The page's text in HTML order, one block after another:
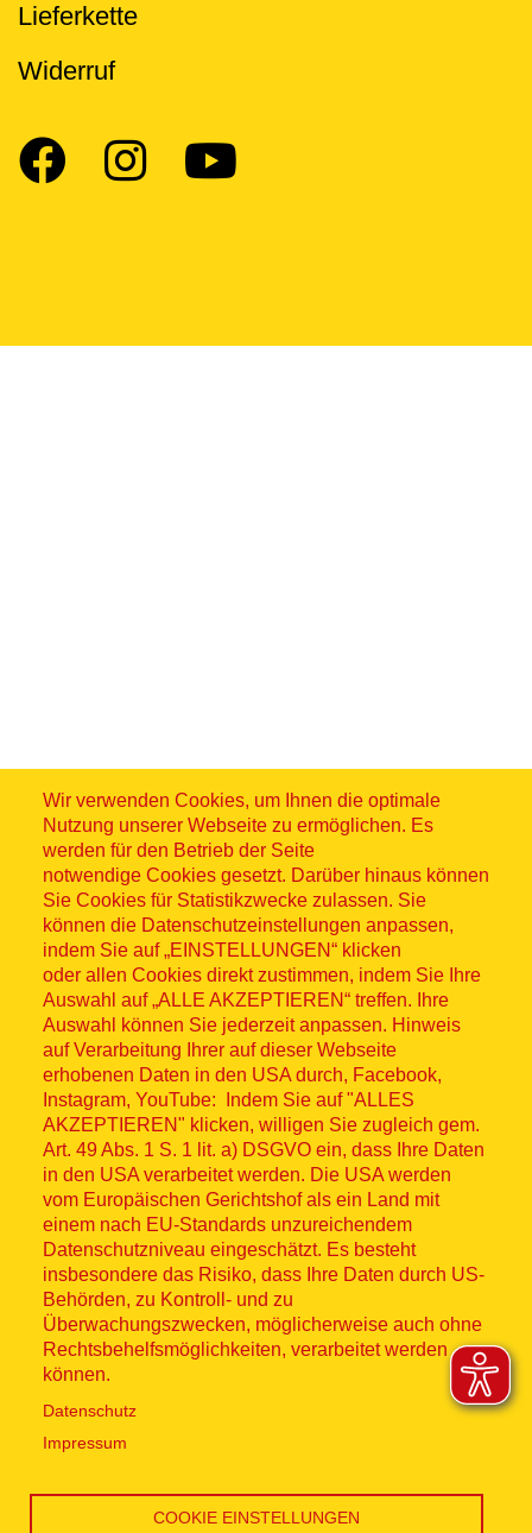
Wir verwenden Cookies, um Ihnen die optimale
Nutzung unserer Webseite zu ermöglichen. Es
werden für den Betrieb der Seite
notwendige Cookies gesetzt. Darüber hinaus können
Sie Cookies für Statistikzwecke zulassen. Sie
können die Datenschutzeinstellungen anpassen,
indem Sie auf „EINSTELLUNGEN“ klicken
oder allen Cookies direkt zustimmen, indem Sie Ihre
Auswahl auf „ALLE AKZEPTIEREN“ treffen. Ihre
Auswahl können Sie jederzeit anpassen. Hinweis
auf Verarbeitung Ihrer auf dieser Webseite
erhobenen Daten in den USA durch, Facebook,
Instagram, YouTube: Indem Sie auf "ALLES
AKZEPTIEREN" klicken, willigen Sie zugleich gem.
Art. 49 Abs. 1 S. 1 lit. a) DSGVO ein, dass Ihre Daten
in den USA verarbeitet werden. Die USA werden
vom Europäischen Gerichtshof als ein Land mit
einem nach EU-Standards unzureichendem
Datenschutzniveau eingeschätzt. Es besteht
insbesondere das Risiko, dass Ihre Daten durch US-
Behörden, zu Kontroll- und zu
Überwachungszwecken, möglicherweise auch ohne
Rechtsbehelfsmöglichkeiten, verarbeitet werden
können.
Datenschutz
Impressum
COOKIE EINSTELLUNGEN
Lieferkette
Widerruf
Social Media